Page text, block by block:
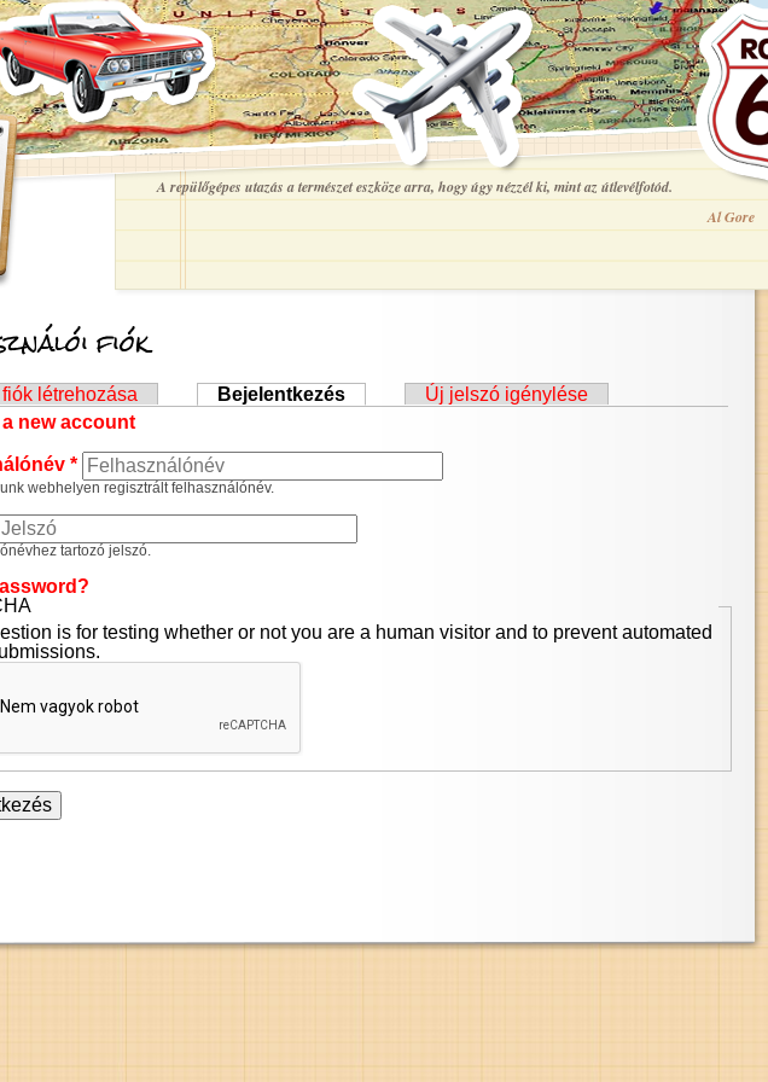
A repülőgépes utazás a természet eszköze arra, hogy úgy nézzél ki, mint az útlevélfotód.
Al Gore
fiók
fülek
létrehozása Bejelentkezés(aktív fül)Új jelszó igénylése
new account
*
webhelyen regisztrált felhasználónév.
tartozó jelszó.
is for testing whether or not you are a human visitor and to prevent automated